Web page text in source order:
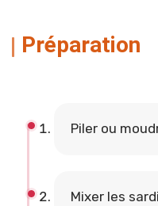
Préparation
Piler ou
Mixer les